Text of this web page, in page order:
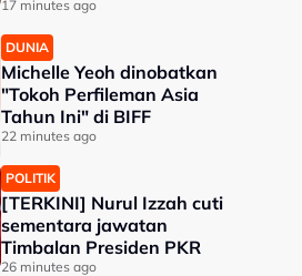
pertuduhan bunuh
17 minutes ago
DUNIA
Michelle Yeoh dinobatkan
"Tokoh Perfileman Asia
Tahun Ini" di BIFF
22 minutes ago
POLITIK
[TERKINI] Nurul Izzah cuti
sementara jawatan
Timbalan Presiden PKR
26 minutes ago